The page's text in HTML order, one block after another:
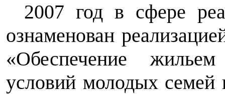
2007 год в сфере
ознаменован
«Обеспечение
условий молодых семей